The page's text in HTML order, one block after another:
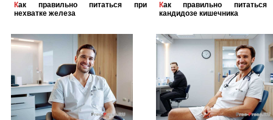
Как правильно питаться при
нехватке железа
Как правильно питаться при
кандидозе кишечника